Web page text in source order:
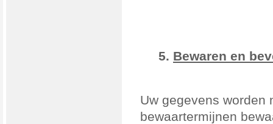
5. Bewaren en
Uw gegevens worden
bewaartermijnen